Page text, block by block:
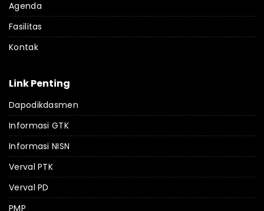
Agenda
Fasilitas
Kontak
Link Penting
Dapodikdasmen
Informasi GTK
Informasi NISN
Verval PTK
Verval PD
PMP